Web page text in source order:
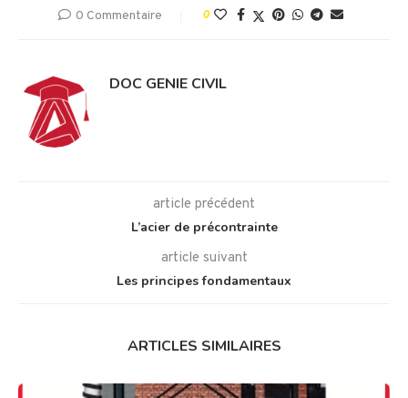
0 Commentaire 0
DOC GENIE CIVIL
article précédent
L’acier de précontrainte
article suivant
Les principes fondamentaux
ARTICLES SIMILAIRES